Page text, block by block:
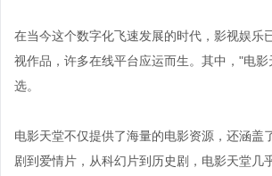
在当今这个数字化飞速发展的时代，影视娱
视作品，许多在线平台应运而生。其中，"电
选。
电影天堂不仅提供了海量的电影资源，还涵
剧到爱情片，从科幻片到历史剧，电影天堂